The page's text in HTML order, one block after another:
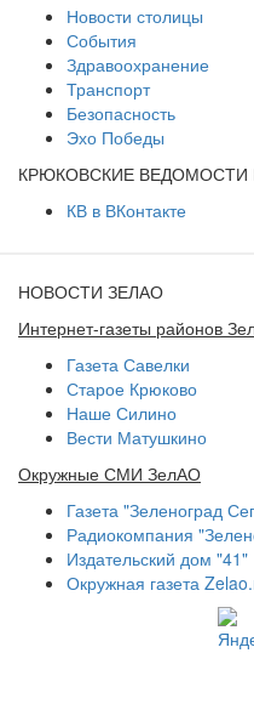
Новости столицы
События
Здравоохранение
Транспорт
Безопасность
Эхо Победы
КРЮКОВСКИЕ ВЕДОМОСТИ
КВ в ВКонтакте
НОВОСТИ ЗЕЛАО
Интернет-газеты районов
Газета Савелки
Старое Крюково
Наше Силино
Вести Матушкино
Окружные СМИ ЗелАО
Газета "Зеленоград
Радиокомпания
Издательский дом "41"
Окружная газета